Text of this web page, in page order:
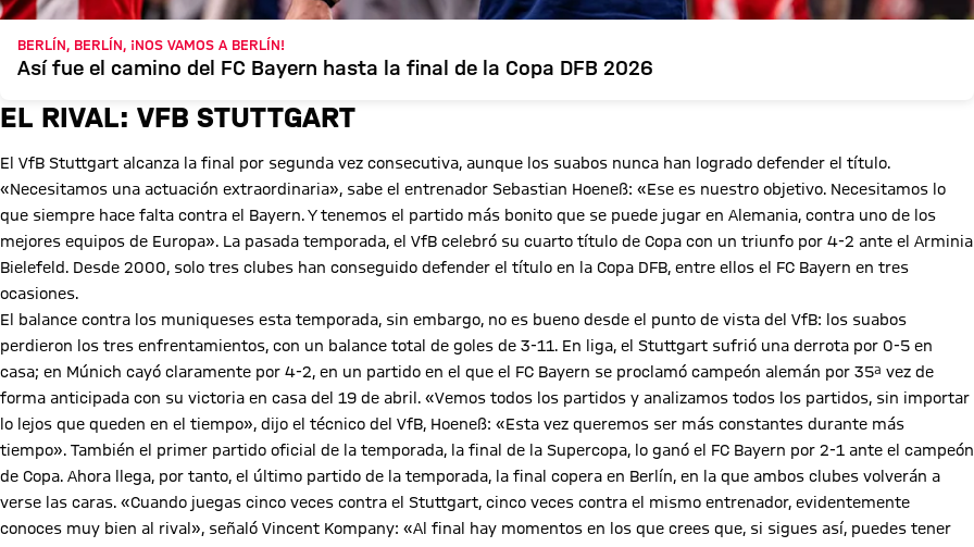
BERLÍN, BERLÍN, ¡NOS VAMOS A BERLÍN!
Así fue el camino del FC Bayern hasta la final de la Copa DFB 2026
EL RIVAL: VFB STUTTGART
El VfB Stuttgart alcanza la final por segunda vez consecutiva, aunque los suabos nunca han logrado defender el título.
«Necesitamos una actuación extraordinaria», sabe el entrenador Sebastian Hoeneß: «Ese es nuestro objetivo. Necesitamos lo
que siempre hace falta contra el Bayern. Y tenemos el partido más bonito que se puede jugar en Alemania, contra uno de los
mejores equipos de Europa». La pasada temporada, el VfB celebró su cuarto título de Copa con un triunfo por 4-2 ante el Arminia
Bielefeld. Desde 2000, solo tres clubes han conseguido defender el título en la Copa DFB, entre ellos el FC Bayern en tres
ocasiones.
El balance contra los muniqueses esta temporada, sin embargo, no es bueno desde el punto de vista del VfB: los suabos
perdieron los tres enfrentamientos, con un balance total de goles de 3-11. En liga, el Stuttgart sufrió una derrota por 0-5 en
casa; en Múnich cayó claramente por 4-2, en un partido en el que el FC Bayern se proclamó campeón alemán por 35ª vez de
forma anticipada con su victoria en casa del 19 de abril. «Vemos todos los partidos y analizamos todos los partidos, sin importar
lo lejos que queden en el tiempo», dijo el técnico del VfB, Hoeneß: «Esta vez queremos ser más constantes durante más
tiempo». También el primer partido oficial de la temporada, la final de la Supercopa, lo ganó el FC Bayern por 2-1 ante el campeón
de Copa. Ahora llega, por tanto, el último partido de la temporada, la final copera en Berlín, en la que ambos clubes volverán a
verse las caras. «Cuando juegas cinco veces contra el Stuttgart, cinco veces contra el mismo entrenador, evidentemente
conoces muy bien al rival», señaló Vincent Kompany: «Al final hay momentos en los que crees que, si sigues así, puedes tener